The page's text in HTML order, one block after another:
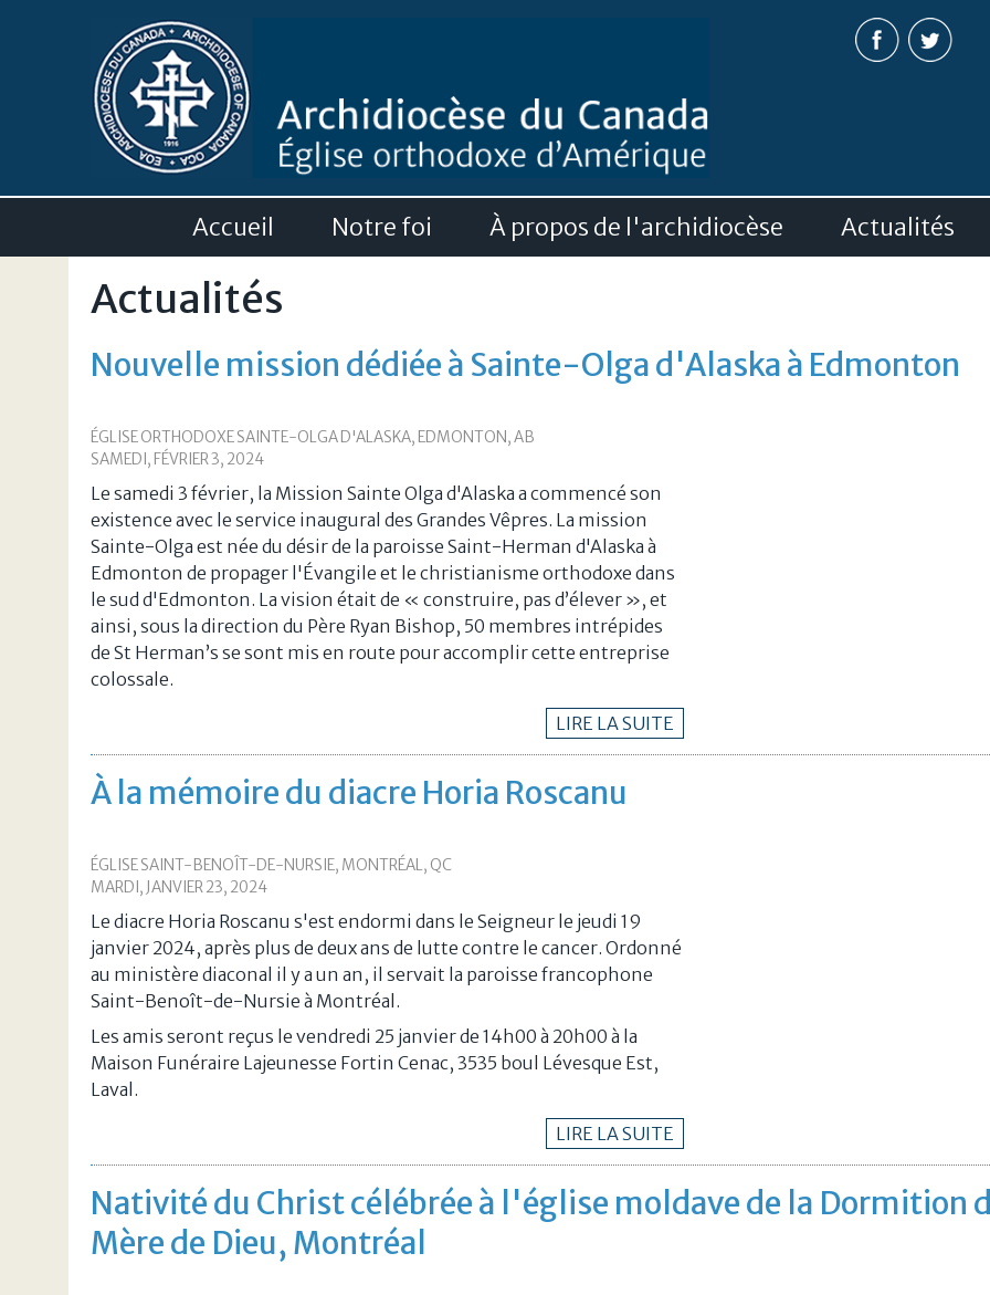
Accueil Notre foi À propos de l'archidiocèse Actualités
Actualités
Nouvelle mission dédiée à Sainte-Olga d'Alaska à Edmonton
ÉGLISE ORTHODOXE SAINTE-OLGA D'ALASKA, EDMONTON, AB
SAMEDI, FÉVRIER 3, 2024
Le samedi 3 février, la Mission Sainte Olga d'Alaska a commencé son
existence avec le service inaugural des Grandes Vêpres. La mission
Sainte-Olga est née du désir de la paroisse Saint-Herman d'Alaska à
Edmonton de propager l'Évangile et le christianisme orthodoxe dans
le sud d'Edmonton. La vision était de « construire, pas d’élever », et
ainsi, sous la direction du Père Ryan Bishop, 50 membres intrépides
de St Herman’s se sont mis en route pour accomplir cette entreprise
colossale.
LIRE LA SUITE
À la mémoire du diacre Horia Roscanu
ÉGLISE SAINT-BENOÎT-DE-NURSIE, MONTRÉAL, QC
MARDI, JANVIER 23, 2024
Le diacre Horia Roscanu s'est endormi dans le Seigneur le jeudi 19
janvier 2024, après plus de deux ans de lutte contre le cancer. Ordonné
au ministère diaconal il y a un an, il servait la paroisse francophone
Saint-Benoît-de-Nursie à Montréal.
Les amis seront reçus le vendredi 25 janvier de 14h00 à 20h00 à la
Maison Funéraire Lajeunesse Fortin Cenac, 3535 boul Lévesque Est,
Laval.
LIRE LA SUITE
Nativité du Christ célébrée à l'église moldave de la Dormition
Mère de Dieu, Montréal